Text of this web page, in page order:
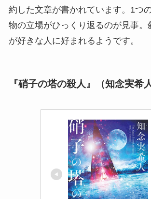
約した文章が書かれています。1つ
物の立場がひっくり返るのが見事。
が好きな人に好まれるようです。
『硝子の塔の殺人』（知念実希人